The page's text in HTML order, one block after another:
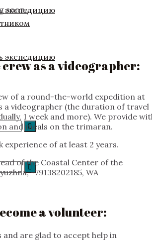
экспедицию
экспедицию
soon…
crew as a videographer:
of a round-the-world expedition at
a videographer (the duration of travel
1 week and more). We provide
and meals on the trimaran.
experience of at least 2 years.
of the Coastal Center of the
+79138202185, WA
a volunteer:
and are glad to accept help in